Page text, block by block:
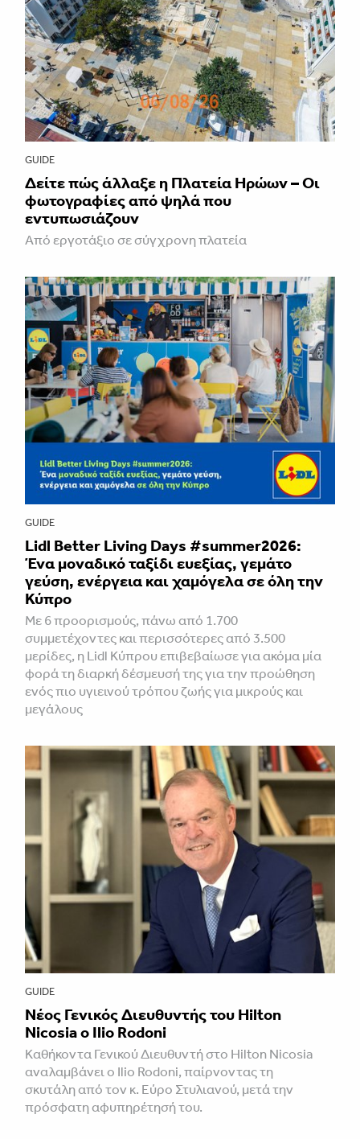
GUIDE
Δείτε πώς άλλαξε η Πλατεία Ηρώων – Οι
φωτογραφίες από ψηλά που
εντυπωσιάζουν
Από εργοτάξιο σε σύγχρονη πλατεία
GUIDE
Lidl Better Living Days #summer2026:
Ένα μοναδικό ταξίδι ευεξίας, γεμάτο
γεύση, ενέργεια και χαμόγελα σε όλη την
Κύπρο
Με 6 προορισμούς, πάνω από 1.700
συμμετέχοντες και περισσότερες από 3.500
μερίδες, η Lidl Κύπρου επιβεβαίωσε για ακόμα μία
φορά τη διαρκή δέσμευσή της για την προώθηση
ενός πιο υγιεινού τρόπου ζωής για μικρούς και
μεγάλους
GUIDE
Νέος Γενικός Διευθυντής του Hilton
Nicosia ο Ilio Rodoni
Καθήκοντα Γενικού Διευθυντή στο Hilton Nicosia
αναλαμβάνει ο Ilio Rodoni, παίρνοντας τη
σκυτάλη από τον κ. Εύρο Στυλιανού, μετά την
πρόσφατη αφυπηρέτησή του.